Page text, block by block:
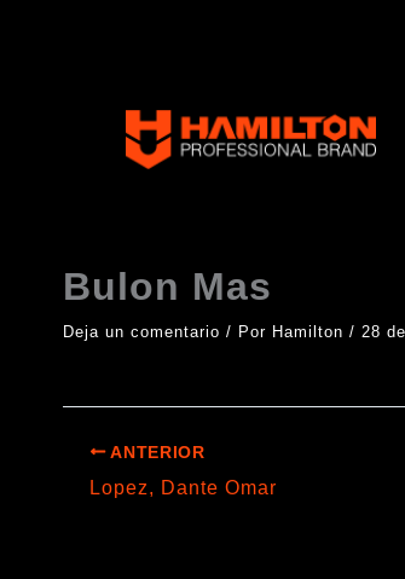
Bulon Mas
Deja un comentario / Por Hamilton / 28
ANTERIOR
Lopez, Dante Omar